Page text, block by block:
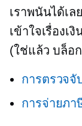
เราพนันได้เ
เข้าใจเรื่องเงิ
(ใช่แล้ว บล็อ
การตรวจจั
การจ่ายภา